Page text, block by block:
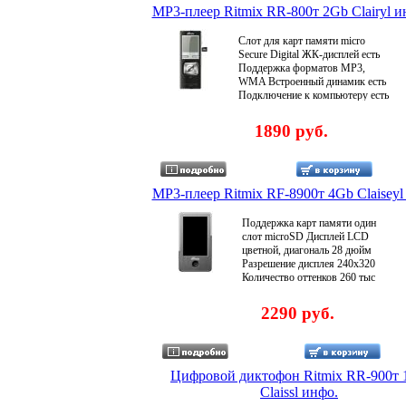
MP3-плеер Ritmix RR-800т 2Gb Clairyl
Слот для карт памяти micro
Secure Digital ЖК-дисплей есть
Поддержка форматов MP3,
WMA Встроенный динамик есть
Подключение к компьютеру есть
микрофонный есть Выход на
наушники есть Функцалдккия
Изменение чувствительности
микрофона есть Запись с разным
качеством есть Запись по таймеру
есть Максимальное время записи
130:00 ч:м Индикатор заряда
батареи есть Индикатор
оставшегося времени записи есть
Диаметр динамика 28 мм
Дополнительализъная
внешнего и встроенного
микрофона, с телефона Товар
Гарантия 6 месяцев со дня
1890 руб.
MP3-плеер Ritmix RF-8900т 4Gb
Поддержка карт памяти один
слот microSD Дисплей LCD
цветной, диагональ 28 дюйм
Разрешение дисплея 240x320
Количество оттенков 260 тыс
WMA, FLAC, APE, WAV
Поддержка видеоформатовалдкч
Поддержка графических
форматов GIF, JPG, BMP FM-
тюнер есть Количество
фиксированных настроек радио
20 Запись с радио есть Цифровой
2290 руб.
Цифровой диктофон Ritmix RR-900т
Claissl инфо.